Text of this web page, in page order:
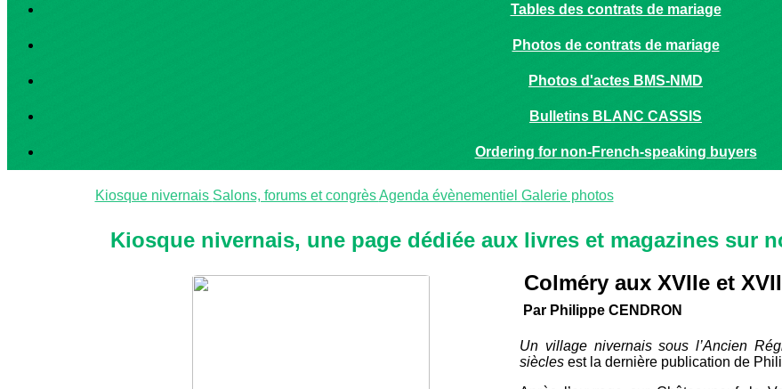
Tables des contrats de mariage
Photos de contrats de mariage
Photos d'actes BMS-NMD
Bulletins BLANC CASSIS
Ordering for non-French-speaking buyers
Kiosque nivernais Salons, forums et congrèsAgenda évènementiel Galerie photos
Kiosque nivernais, une page dédiée aux livres et magazines sur
Colméry aux XVIIe et
Par Philippe CENDRON
Un village nivernais sous l’Ancien
siècles est la dernière publication de